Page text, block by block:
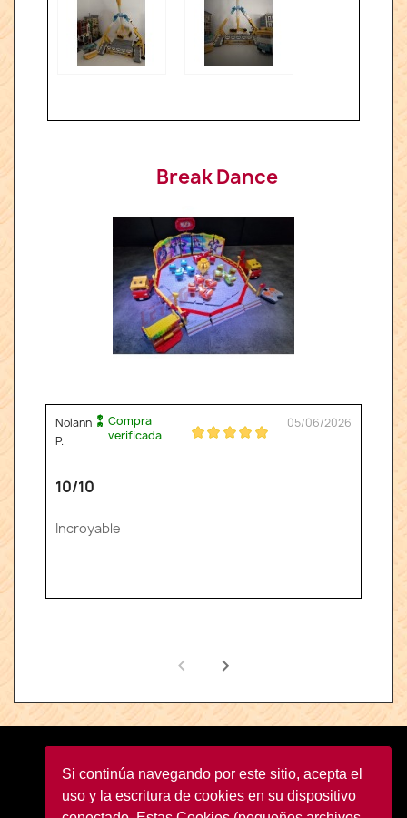
Si continúa navegando por este sitio, acepta el
uso y la escritura de cookies en su dispositivo
Break Dance
Nolann
P.
Compra
verificada
05/06/2026
10/10
Incroyable
FacebookYouTubeInstagram
TikTok